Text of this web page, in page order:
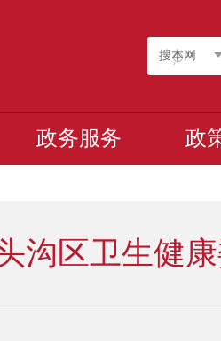
搜本网
政务服务 政
沟区卫生健